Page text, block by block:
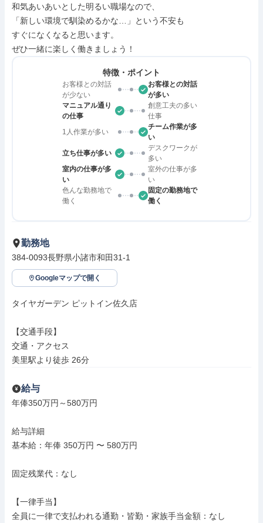
和気あいあいとした明るい職場なので、
「新しい環境で馴染めるかな…」という不安も
すぐになくなると思います。
ぜひ一緒に楽しく働きましょう！
特徴・ポイント
お客様との対話
が少ない
お客様との対話
が多い
マニュアル通り
の仕事
創意工夫の多い
仕事
1人作業が多い
チーム作業が多
い
立ち仕事が多い
デスクワークが
多い
室内の仕事が多
い
室外の仕事が多
い
色んな勤務地で
働く
固定の勤務地で
働く
勤務地
384-0093長野県小諸市和田31-1
Googleマップで開く
タイヤガーデン ピットイン佐久店
【交通手段】
交通・アクセス
美里駅より徒歩 26分
給与
年俸350万円～580万円
給与詳細
基本給：年俸 350万円 〜 580万円
固定残業代：なし
【一律手当】
全員に一律で支払われる通勤・皆勤・家族手当金額：なし